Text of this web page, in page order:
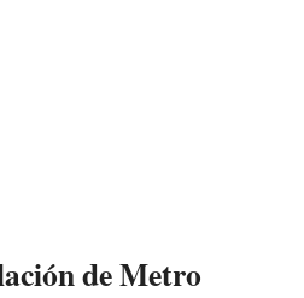
de Metro